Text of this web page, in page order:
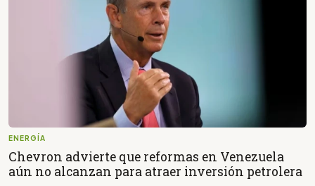
ENERGÍA
Chevron advierte que reformas en Venezuela
aún no alcanzan para atraer inversión petrolera